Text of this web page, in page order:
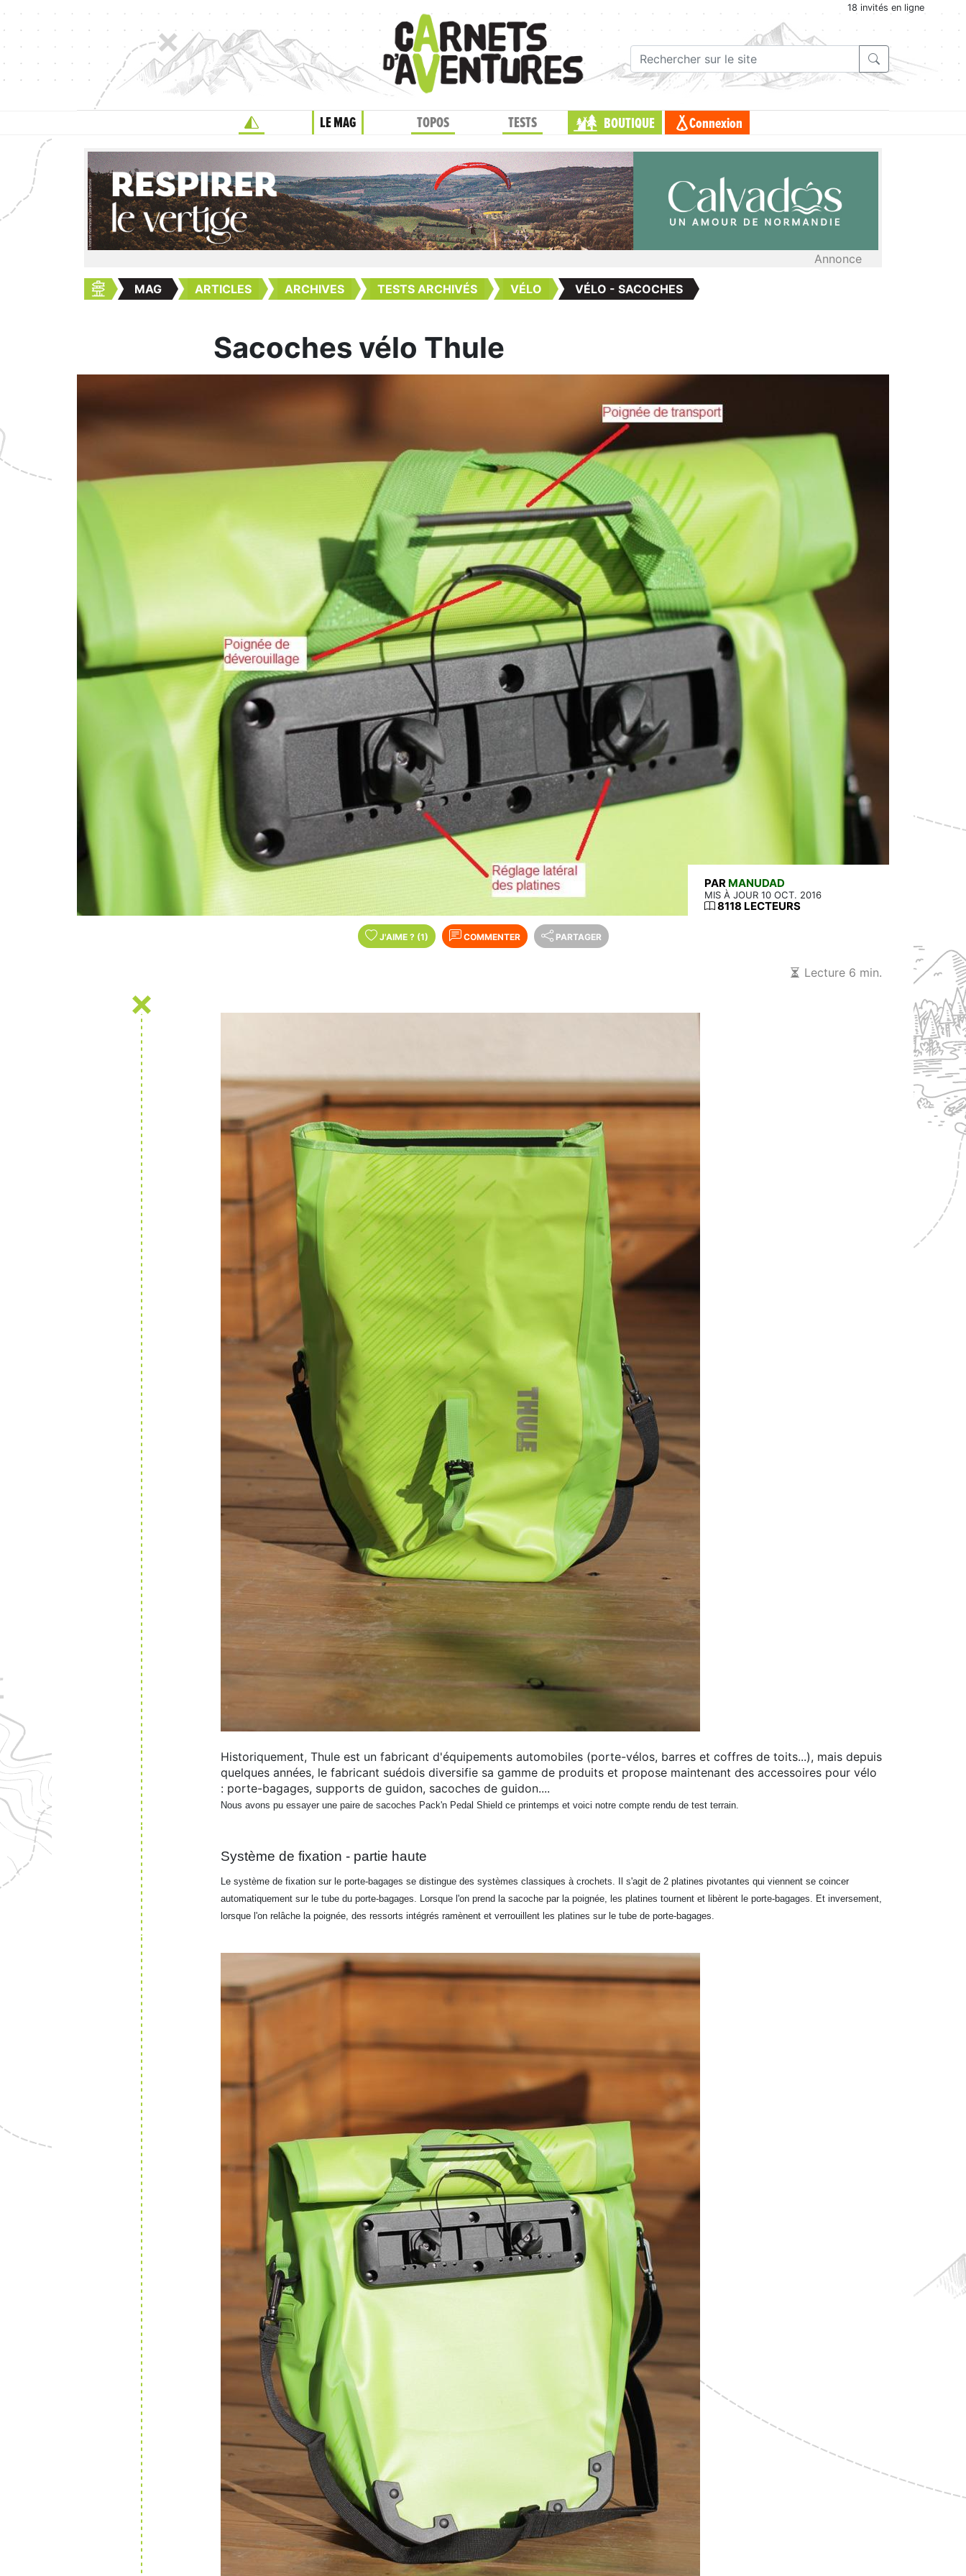
18 invités en ligne
LE MAG TOPOS TESTS BOUTIQUE Connexion
Annonce
MAG ARTICLES ARCHIVES TESTS ARCHIVÉS VÉLO VÉLO - SACOCHES
Sacoches vélo Thule
PAR MANUDAD
MIS À JOUR 10 OCT. 2016
8118 LECTEURS
J'AIME ? (1) COMMENTER PARTAGER
Lecture 6 min.
Historiquement, Thule est un fabricant d'équipements automobiles (porte-vélos, barres et coffres de toits...), mais depuis
quelques années, le fabricant suédois diversifie sa gamme de produits et propose maintenant des accessoires pour vélo
: porte-bagages, supports de guidon, sacoches de guidon....
Nous avons pu essayer une paire de sacoches Pack'n Pedal Shield ce printemps et voici notre compte rendu de test terrain.
Système de fixation - partie haute
Le système de fixation sur le porte-bagages se distingue des systèmes classiques à crochets. Il s'agit de 2 platines pivotantes qui viennent se coincer
automatiquement sur le tube du porte-bagages. Lorsque l'on prend la sacoche par la poignée, les platines tournent et libèrent le porte-bagages. Et inversement,
lorsque l'on relâche la poignée, des ressorts intégrés ramènent et verrouillent les platines sur le tube de porte-bagages.